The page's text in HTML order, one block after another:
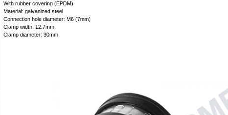
With rubber covering (EPDM)
Material: galvanized steel
Connection hole diameter: M6 (7mm)
Clamp width: 12.7mm
Clamp diameter: 30mm